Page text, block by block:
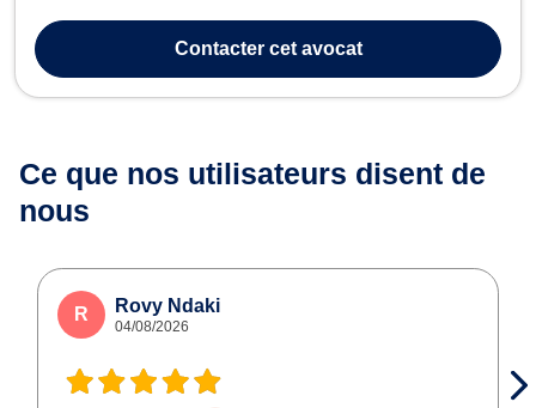
PACS, la liquidation du régime matrimonial et des indivisions ou
pour mettre en pl...
Contactercet avocat
Ce que nos utilisateurs disent de
nous
R Rovy Ndaki
04/08/2026